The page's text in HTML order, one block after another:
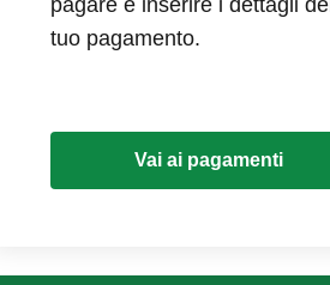
pagare e inserire i dettagli del
tuo pagamento.
Vai ai pagamenti